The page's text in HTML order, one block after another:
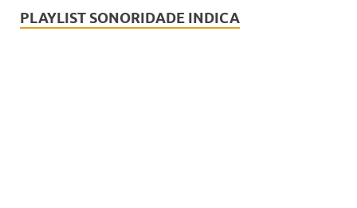
PLAYLIST SONORIDADE INDICA